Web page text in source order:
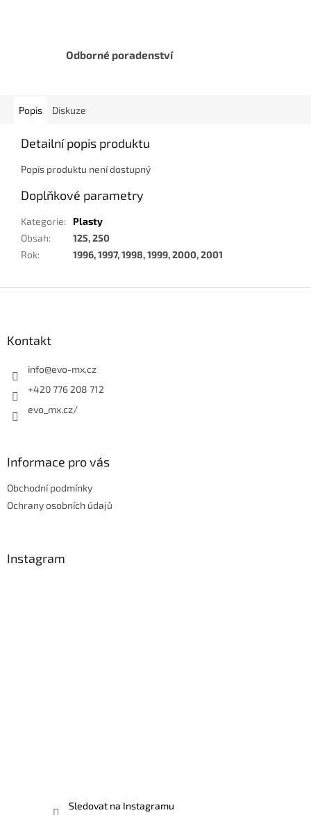
Odborné poradenství
Popis Diskuze
Detailní popis produktu
Popis produktu není dostupný
Doplňkové parametry
Kategorie:
Plasty
Obsah:
125, 250
Rok: 1996, 1997, 1998, 1999, 2000, 2001
Kontakt
info@evo-mx.cz
+420 776 208 712
evo_mx.cz/
Informace pro vás
Obchodní podmínky
Ochrany osobních údajů
Instagram
Sledovat na Instagramu